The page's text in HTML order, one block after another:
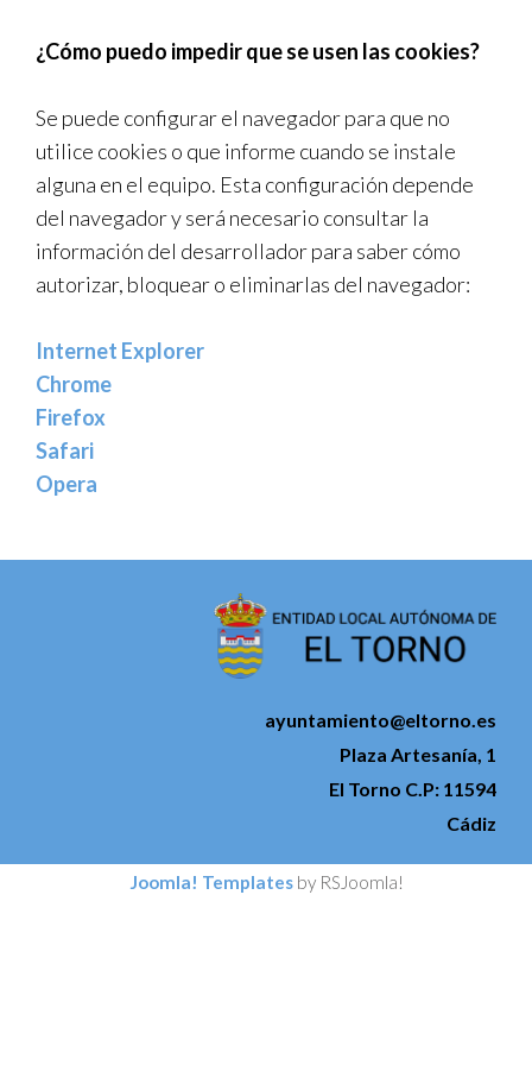
¿Cómo puedo impedir que se usen las cookies?
Se puede configurar el navegador para que no
utilice cookies o que informe cuando se instale
alguna en el equipo. Esta configuración depende
del navegador y será necesario consultar la
información del desarrollador para saber cómo
autorizar, bloquear o eliminarlas del navegador:
Internet Explorer
Chrome
Firefox
Safari
Opera
ayuntamiento@eltorno.es
Plaza Artesanía, 1
El Torno C.P: 11594
Cádiz
Joomla! Templatesby RSJoomla!